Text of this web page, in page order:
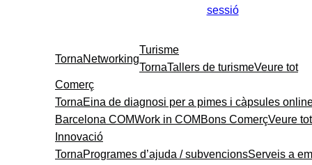
sessió
TornaNetworking
Turisme
TornaTallers de turismeVeure tot
Comerç
TornaEina de diagnosi per a pimes i càpsules
Barcelona COMWork in COM Bons ComerçVeure tot
Innovació
TornaProgrames d’ajuda / subvencionsServeis a